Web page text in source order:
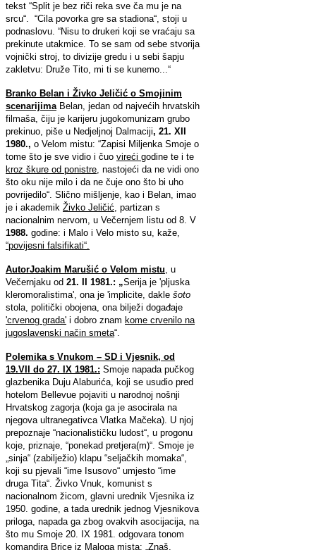
tekst “Split je bez riči reka sve ča mu je na
srcu“. “Cila povorka gre sa stadiona“, stoji u
podnaslovu. “Nisu to drukeri koji se vraćaju sa
prekinute utakmice. To se sam od sebe stvorija
vojnički stroj, to divizije gredu i u sebi šapju
zakletvu: Druže Tito, mi ti se kunemo...“
Branko Belan i Živko Jeličić o Smojinim
scenarijimaBelan, jedan od najvećih hrvatskih
filmaša, čiju je karijeru jugokomunizam grubo
prekinuo, piše u Nedjeljnoj Dalmaciji, 21. XII
1980., o Velom mistu: “Zapisi Miljenka Smoje o
tome što je sve vidio i čuo vireći godine te i te
kroz škure od ponistre, nastojeći da ne vidi ono
što oku nije milo i da ne čuje ono što bi uho
povrijedilo“. Slično mišljenje, kao i Belan, imao
je i akademik Živko Jeličić, partizan s
nacionalnim nervom, u Večernjem listu od 8. V
1988. godine: i Malo i Velo misto su, kaže,
“povijesni falsifikati“.
AutorJoakim Marušić o Velom mistu, u
Večernjaku od 21. II 1981.: „Serija je 'pljuska
kleromoralistima', ona je 'implicite, dakle šoto
stola, politički obojena, ona bilježi događaje
'crvenog grada' i dobro znam kome crvenilo na
jugoslavenski način smeta“.
Polemika s Vnukom – SD i Vjesnik, od
19.VII do 27. IX 1981.: Smoje napada pučkog
glazbenika Duju Alaburića, koji se usudio pred
hotelom Bellevue pojaviti u narodnoj nošnji
Hrvatskog zagorja (koja ga je asocirala na
njegova ultranegativca Vlatka Mačeka). U njoj
prepoznaje “nacionalističku ludost“, u progonu
koje, priznaje, “ponekad pretjera(m)“. Smoje je
„sinja“ (zabilježio) klapu “seljačkih momaka“,
koji su pjevali “ime Isusovo“ umjesto “ime
druga Tita“. Živko Vnuk, komunist s
nacionalnom žicom, glavni urednik Vjesnika iz
1950. godine, a tada urednik jednog Vjesnikova
priloga, napada ga zbog ovakvih asocijacija, na
što mu Smoje 20. IX 1981. odgovara tonom
komandira Brice iz Maloga mista: „Znaš,